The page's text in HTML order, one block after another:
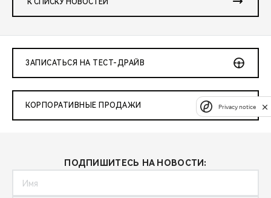
К СПИСКУ НОВОСТЕЙ
ЗАПИСАТЬСЯ НА ТЕСТ-ДРАЙВ
КОРПОРАТИВНЫЕ ПРОДАЖИ
ПОДПИШИТЕСЬ НА НОВОСТИ:
Privacy notice